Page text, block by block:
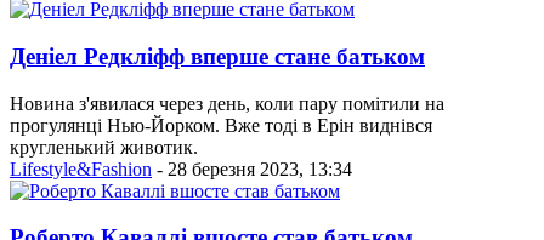
Деніел Редкліфф вперше стане батьком
Новина з'явилася через день, коли пару помітили на
прогулянці Нью-Йорком. Вже тоді в Ерін виднівся
кругленький животик.
Lifestyle&Fashion - 28 березня 2023, 13:34